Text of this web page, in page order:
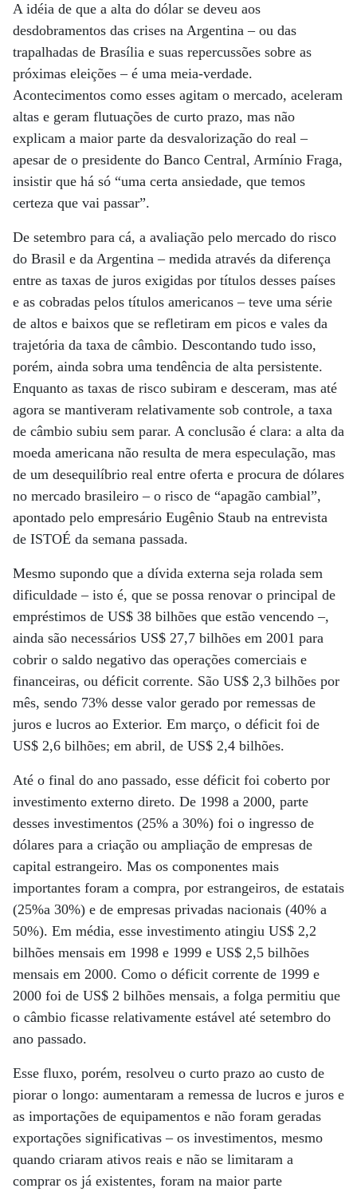
A idéia de que a alta do dólar se deveu aos
desdobramentos das crises na Argentina – ou das
trapalhadas de Brasília e suas repercussões sobre as
próximas eleições – é uma meia-verdade.
Acontecimentos como esses agitam o mercado, aceleram
altas e geram flutuações de curto prazo, mas não
explicam a maior parte da desvalorização do real –
apesar de o presidente do Banco Central, Armínio Fraga,
insistir que há só “uma certa ansiedade, que temos
certeza que vai passar”.
De setembro para cá, a avaliação pelo mercado do risco
do Brasil e da Argentina – medida através da diferença
entre as taxas de juros exigidas por títulos desses países
e as cobradas pelos títulos americanos – teve uma série
de altos e baixos que se refletiram em picos e vales da
trajetória da taxa de câmbio. Descontando tudo isso,
porém, ainda sobra uma tendência de alta persistente.
Enquanto as taxas de risco subiram e desceram, mas até
agora se mantiveram relativamente sob controle, a taxa
de câmbio subiu sem parar. A conclusão é clara: a alta da
moeda americana não resulta de mera especulação, mas
de um desequilíbrio real entre oferta e procura de dólares
no mercado brasileiro – o risco de “apagão cambial”,
apontado pelo empresário Eugênio Staub na entrevista
de ISTOÉ da semana passada.
Mesmo supondo que a dívida externa seja rolada sem
dificuldade – isto é, que se possa renovar o principal de
empréstimos de US$ 38 bilhões que estão vencendo –,
ainda são necessários US$ 27,7 bilhões em 2001 para
cobrir o saldo negativo das operações comerciais e
financeiras, ou déficit corrente. São US$ 2,3 bilhões por
mês, sendo 73% desse valor gerado por remessas de
juros e lucros ao Exterior. Em março, o déficit foi de
US$ 2,6 bilhões; em abril, de US$ 2,4 bilhões.
Até o final do ano passado, esse déficit foi coberto por
investimento externo direto. De 1998 a 2000, parte
desses investimentos (25% a 30%) foi o ingresso de
dólares para a criação ou ampliação de empresas de
capital estrangeiro. Mas os componentes mais
importantes foram a compra, por estrangeiros, de estatais
(25%a 30%) e de empresas privadas nacionais (40% a
50%). Em média, esse investimento atingiu US$ 2,2
bilhões mensais em 1998 e 1999 e US$ 2,5 bilhões
mensais em 2000. Como o déficit corrente de 1999 e
2000 foi de US$ 2 bilhões mensais, a folga permitiu que
o câmbio ficasse relativamente estável até setembro do
ano passado.
Esse fluxo, porém, resolveu o curto prazo ao custo de
piorar o longo: aumentaram a remessa de lucros e juros e
as importações de equipamentos e não foram geradas
exportações significativas – os investimentos, mesmo
quando criaram ativos reais e não se limitaram a
comprar os já existentes, foram na maior parte